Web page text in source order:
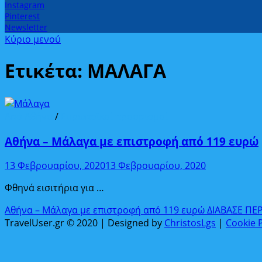
Instagram
Pinterest
Newsletter
Κύριο μενού
Ετικέτα: ΜΑΛΑΓΑ
/
Αθήνα – Μάλαγα με επιστροφή από 119 ευρώ
13 Φεβρουαρίου, 202013 Φεβρουαρίου, 2020
Φθηνά εισιτήρια για …
Αθήνα – Μάλαγα με επιστροφή από 119 ευρώΔΙΑΒΑΣΕ
TravelUser.gr © 2020 | Designed by ChristosLgs | Cookie